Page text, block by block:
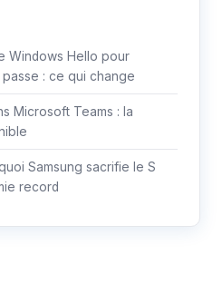
Windows Hello pour
: ce qui change
Microsoft Teams : la
Samsung sacrifie le S
record